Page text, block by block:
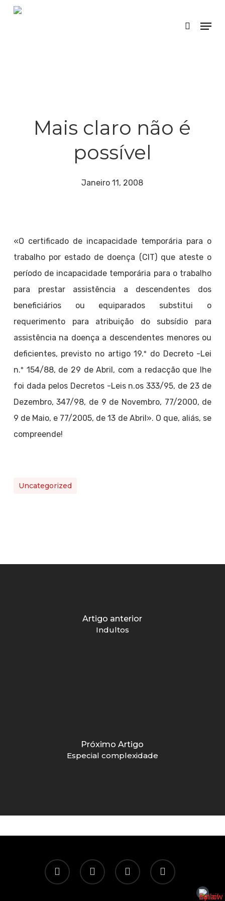
Skip
search
Menu
Mais claro não é
possível
Janeiro 11, 2008
«O certificado de incapacidade temporária para o
trabalho por estado de doença (CIT) que ateste o
período de incapacidade temporária para o trabalho
para prestar assistência a descendentes dos
beneficiários ou equiparados substitui o
requerimento para atribuição do subsídio para
assistência na doença a descendentes menores ou
deficientes, previsto no artigo 19.º do Decreto -Lei
n.º 154/88, de 29 de Abril, com a redacção que lhe
foi dada pelos Decretos -Leis n.os 333/95, de 23 de
Dezembro, 347/98, de 9 de Novembro, 77/2000, de
9 de Maio, e 77/2005, de 13 de Abril». O que, aliás, se
compreende!
Uncategorized
Artigo anterior
Indultos
Próximo Artigo
Especial complexidade
twitter facebook linkedin email